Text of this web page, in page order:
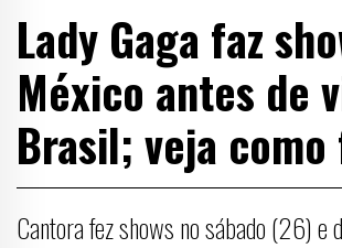
Lady Gaga faz
México antes de
Brasil; veja
Cantora fez shows no sábado (26) e